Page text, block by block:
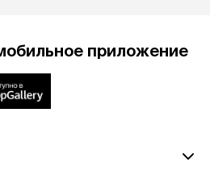
приложение